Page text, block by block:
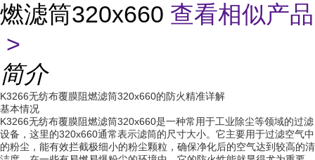
燃滤筒320x660 查看相似产品
>
简介
K3266无纺布覆膜阻燃滤筒320x660的防火精准详解
基本情况
K3266无纺布覆膜阻燃滤筒320x660是一种常用于工业除尘等领域的过滤
设备，这里的320x660通常表示滤筒的尺寸大小。它主要用于过滤空气中
的粉尘，能有效拦截极细小的粉尘颗粒，确保净化后的空气达到较高的清